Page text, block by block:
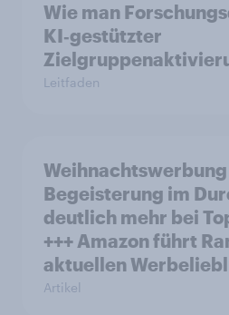
Wie man
KI‑gestützter
Leitfaden
Begeisterung im
deutlich mehr bei
+++ Amazon führt
aktuellen
Artikel